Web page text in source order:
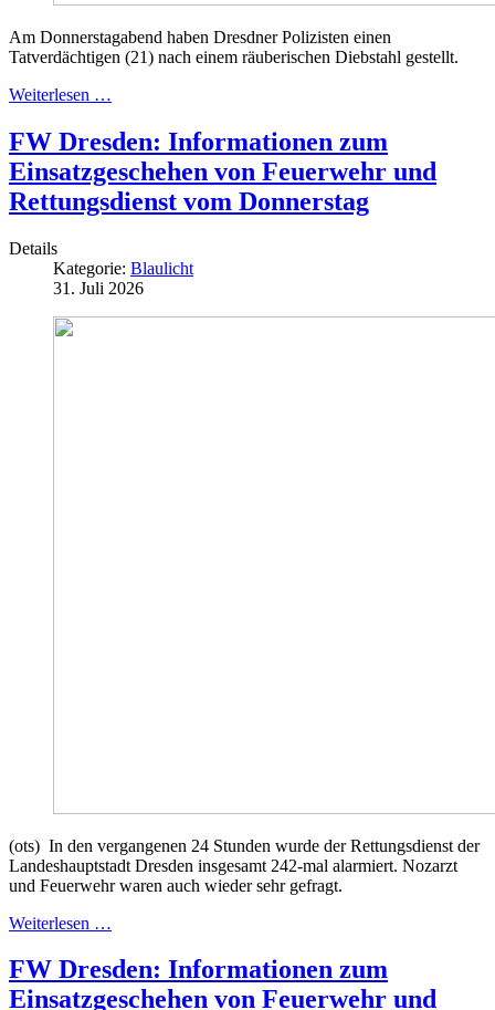
Am Donnerstagabend haben Dresdner Polizisten einen
Tatverdächtigen (21) nach einem räuberischen Diebstahl gestellt.
Weiterlesen …
FW Dresden: Informationen zum
Einsatzgeschehen von Feuerwehr und
Rettungsdienst vom Donnerstag
Details
Kategorie: Blaulicht
31. Juli 2026
(ots) In den vergangenen 24 Stunden wurde der Rettungsdienst der
Landeshauptstadt Dresden insgesamt 242-mal alarmiert. Nozarzt
und Feuerwehr waren auch wieder sehr gefragt.
Weiterlesen …
FW Dresden: Informationen zum
Einsatzgeschehen von Feuerwehr und